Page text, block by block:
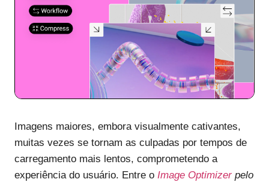
Imagens maiores, embora visualmente cativantes,
muitas vezes se tornam as culpadas por tempos de
carregamento mais lentos, comprometendo a
experiência do usuário. Entre o Image Optimizerpelo